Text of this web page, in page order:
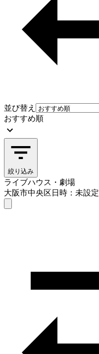
並び替え
おすすめ順
絞り込み
ライブハウス・劇場
大阪市中央区日時：未設定